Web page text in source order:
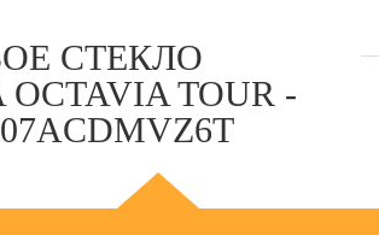
СТЕКЛО
OCTAVIA TOUR -